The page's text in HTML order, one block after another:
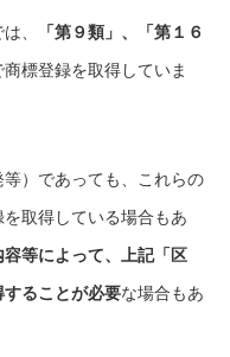
、
「第９類」、「第１６
商標登録を取得していま
）であっても、これらの
を取得している場合もあ
等によって、上記「区
ることが必要な場合もあ